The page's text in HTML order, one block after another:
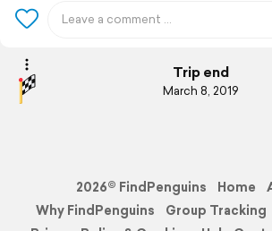
Trip end
March 8, 2019
2026© FindPenguins Home
Why FindPenguins
Group Tracking